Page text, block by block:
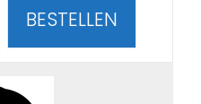
BESTELLEN